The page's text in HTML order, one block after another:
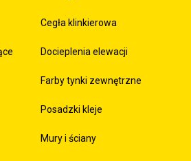
Cegła klinkierowa
Docieplenia elewacji
Farby tynki zewnętrzne
Posadzki kleje
Mury i ściany